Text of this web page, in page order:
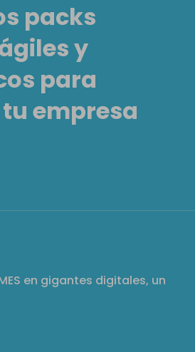
packs
y
para
empresa
en gigantes digitales, un